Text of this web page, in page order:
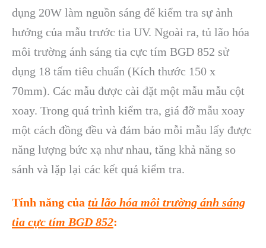
dụng 20W làm nguồn sáng để kiểm tra sự ảnh
hưởng của mẫu trước tia UV. Ngoài ra, tủ lão hóa
môi trường ánh sáng tia cực tím BGD 852 sử
dụng 18 tấm tiêu chuẩn (Kích thước 150 x
70mm). Các mẫu được cài đặt một mẫu mẫu cột
xoay. Trong quá trình kiểm tra, giá đỡ mẫu xoay
một cách đồng đều và đảm bảo mỗi mẫu lấy được
năng lượng bức xạ như nhau, tăng khả năng so
sánh và lặp lại các kết quả kiểm tra.
Tính năng của tủ lão hóa môi trường ánh sáng
tia cực tím BGD 852: